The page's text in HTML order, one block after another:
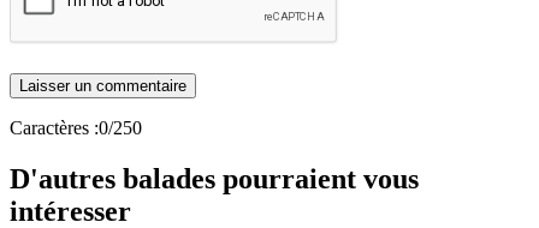
Caractères :0/250
D'autres balades pourraient vous
intéresser